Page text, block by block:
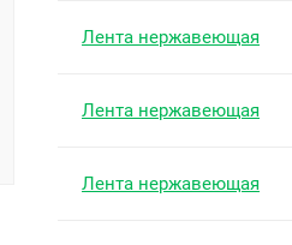
Лента нержавеющая
Лента нержавеющая
Лента нержавеющая